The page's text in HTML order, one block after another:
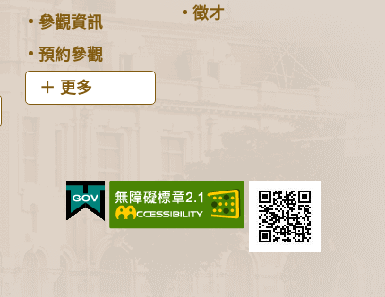
參觀資訊
預約參觀
更多
徵才